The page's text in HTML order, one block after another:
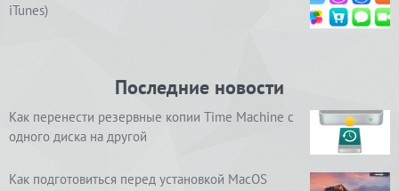
iTunes)
Последние новости
Как перенести резервные копии Time Machine с
одного диска на другой
Как подготовиться перед установкой MacOS